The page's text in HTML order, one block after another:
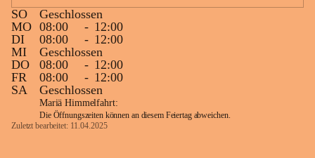
SO
Geschlossen
MO 08:00 - 12:00
DI
08:00 - 12:00
MI
Geschlossen
DO
08:00 - 12:00
FR
08:00 - 12:00
SA
Geschlossen
Mariä Himmelfahrt:
Die Öffnungszeiten können an diesem Feiertag abweichen.
Zuletzt bearbeitet: 11.04.2025